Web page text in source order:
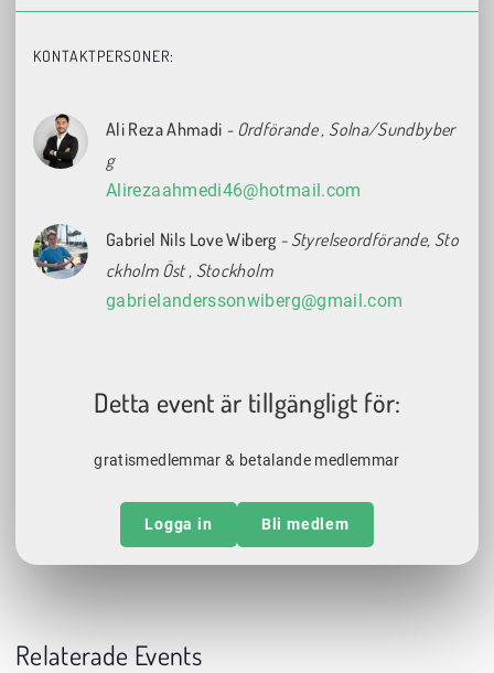
KONTAKTPERSONER:
Ali Reza Ahmadi - Ordförande, Solna/Sundbyber
g
Alirezaahmedi46@hotmail.com
Gabriel Nils Love Wiberg - Styrelseordförande, Sto
ckholm Öst , Stockholm
gabrielanderssonwiberg@gmail.com
Detta event är tillgängligt för:
gratismedlemmar & betalande medlemmar
Logga in Bli medlem
Relaterade Events